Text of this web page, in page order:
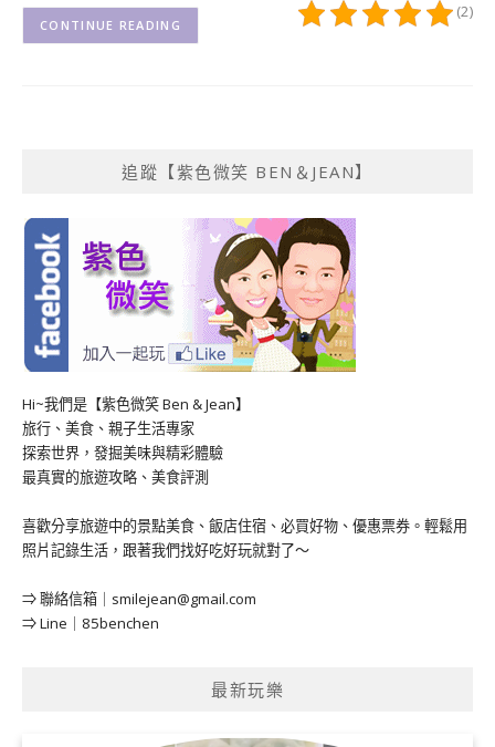
(2)
CONTINUE READING
追蹤【紫色微笑 BEN＆JEAN】
Hi~我們是【紫色微笑 Ben & Jean】
旅行、美食、親子生活專家
探索世界，發掘美味與精彩體驗
最真實的旅遊攻略、美食評測
喜歡分享旅遊中的景點美食、飯店住宿、必買好物、優惠票券。輕鬆用
照片記錄生活，跟著我們找好吃好玩就對了～
⇒ 聯絡信箱｜ smilejean@gmail.com
⇒ Line｜85benchen
最新玩樂